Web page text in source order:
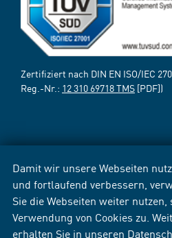
Damit wir unsere Webseiten
und fortlaufend verbessern,
Sie die Webseiten weiter
Verwendung von Cookies zu.
erhalten Sie in unseren
Zertifiziert nach DIN EN ISO/IEC
Reg.-Nr.: 12 310 69718 TMS [PDF])